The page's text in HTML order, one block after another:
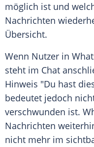
möglich ist und
Nachrichten
Übersicht.
Wenn Nutzer in
steht im Chat
Hinweis "Du hast
bedeutet jedoch
verschwunden ist.
Nachrichten
nicht mehr im